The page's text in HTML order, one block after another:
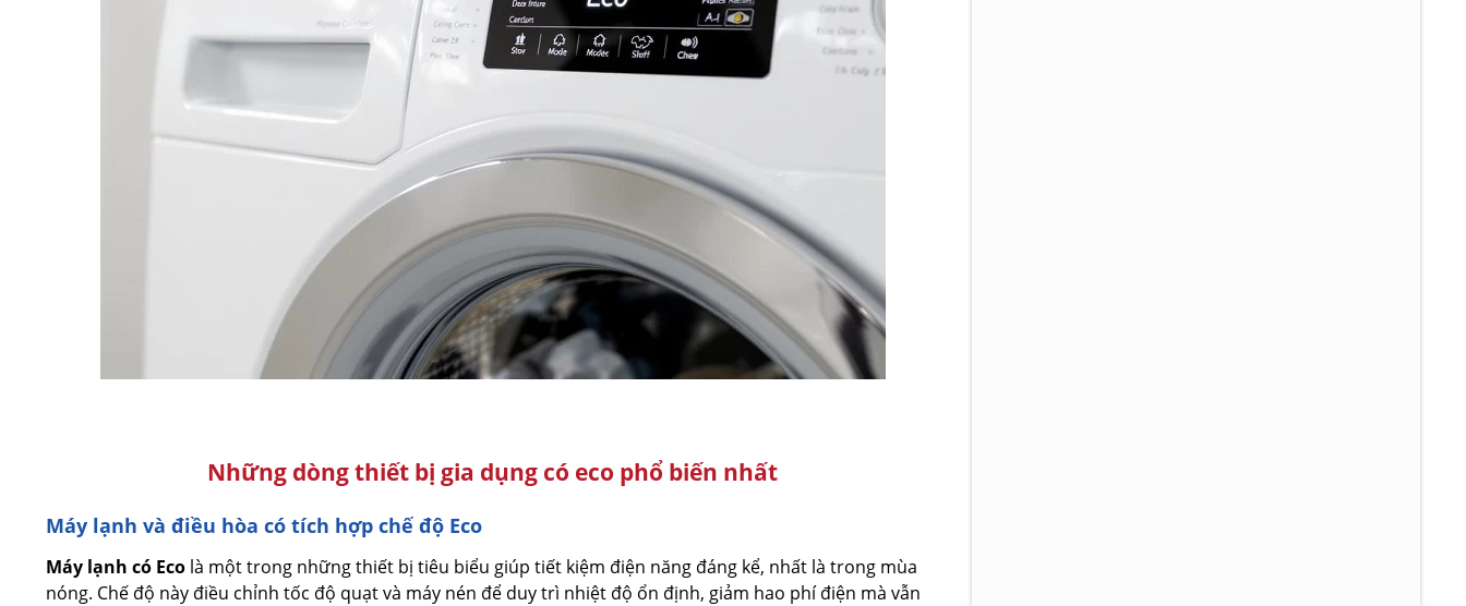
Những dòng thiết bị gia dụng có eco phổ biến nhất
Máy lạnh và điều hòa có tích hợp chế độ Eco
Máy lạnh có Eco là một trong những thiết bị tiêu biểu giúp tiết kiệm điện năng đáng kể, nhất là trong mùa
nóng. Chế độ này điều chỉnh tốc độ quạt và máy nén để duy trì nhiệt độ ổn định, giảm hao phí điện mà vẫn